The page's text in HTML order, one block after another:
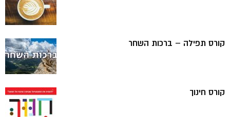
קורס תפילה – ברכות השחר
קורס חינוך